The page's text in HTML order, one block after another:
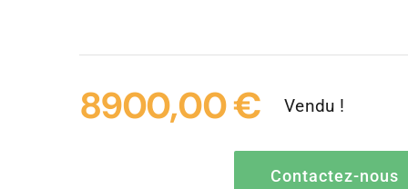
8900,00€ Vendu !
Contactez-nous